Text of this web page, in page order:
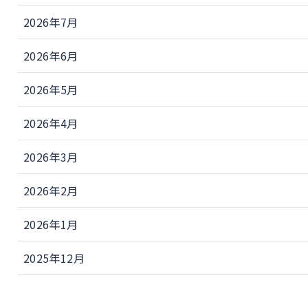
2026年7月
2026年6月
2026年5月
2026年4月
2026年3月
2026年2月
2026年1月
2025年12月